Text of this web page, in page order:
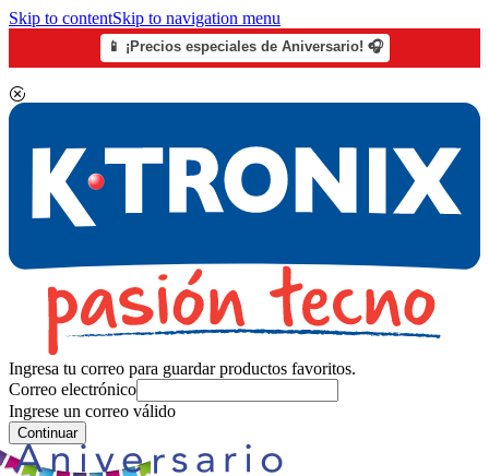
Skip to contentSkip to navigation menu
📱 ¡Precios especiales de Aniversario! 🎧
Ingresa tu correo para guardar productos favoritos.
Correo electrónico
Ingrese un correo válido
Continuar